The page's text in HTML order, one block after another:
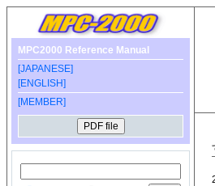
MPC2000 Reference Manual
[JAPANESE]
[ENGLISH]
[MEMBER]